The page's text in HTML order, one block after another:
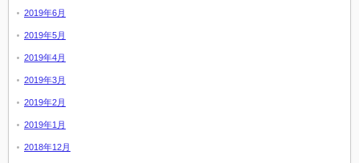
2019年6月
2019年5月
2019年4月
2019年3月
2019年2月
2019年1月
2018年12月